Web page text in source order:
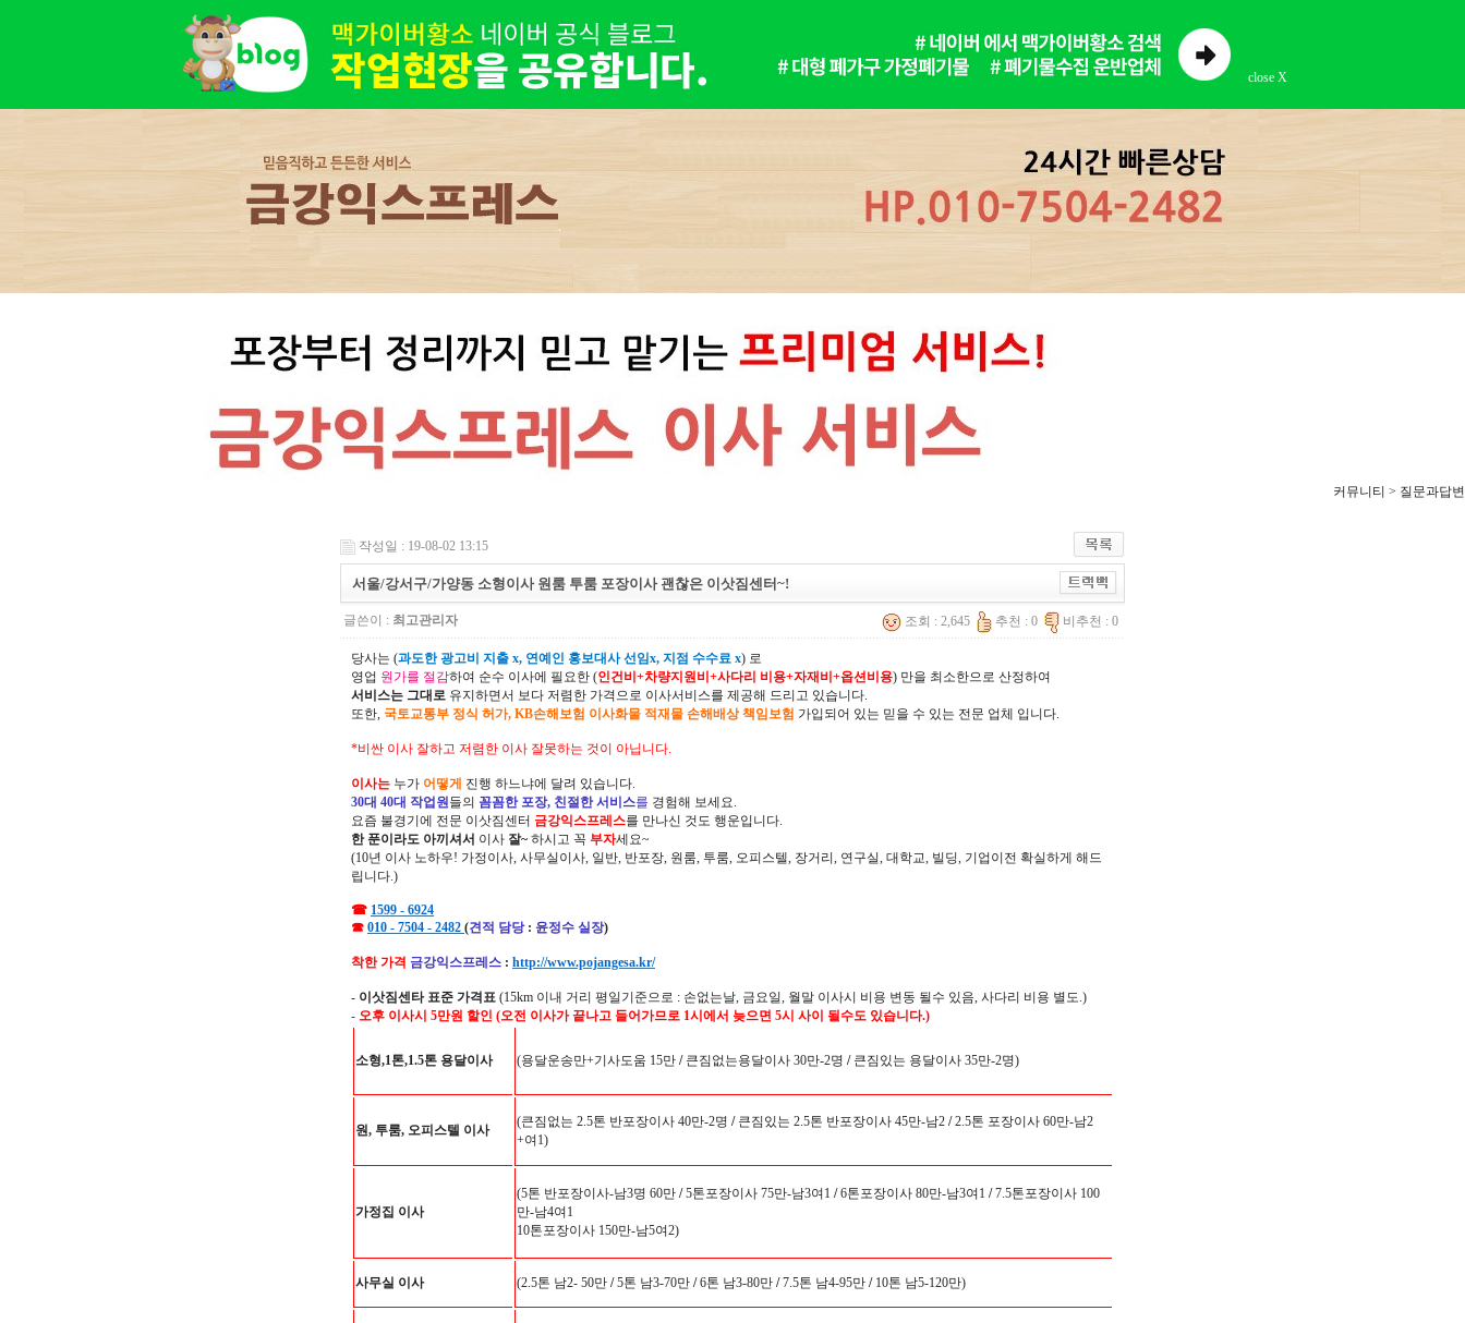
close X
커뮤니티 > 질문과답변
작성일 : 19-08-02 13:15
서울/강서구/가양동 소형이사 원룸 투룸 포장이사 괜찮은 이삿짐센터~!
글쓴이 : 최고관리자 조회 : 2,645 추천 : 0 비추천 : 0
당사는 (과도한 광고비 지출 x, 연예인 홍보대사 선임x, 지점 수수료 x) 로
영업 원가를 절감하여 순수 이사에 필요한 (인건비+차량지원비+사다리 비용+자재비+옵션비용) 만을 최소한으로 산정하여
서비스는 그대로 유지하면서 보다 저렴한 가격으로 이사서비스를 제공해 드리고 있습니다.
또한, 국토교통부 정식 허가, KB손해보험 이사화물 적재물 손해배상 책임보험 가입되어 있는 믿을 수 있는 전문 업체 입니다.
*비싼 이사 잘하고 저렴한 이사 잘못하는 것이 아닙니다.
이사는 누가 어떻게 진행 하느냐에 달려 있습니다.
30대 40대 작업원들의 꼼꼼한 포장, 친절한 서비스를 경험해 보세요.
요즘 불경기에 전문 이삿짐센터 금강익스프레스를 만나신 것도 행운입니다.
한 푼이라도 아끼셔서 이사 잘~ 하시고 꼭 부자세요~
(10년 이사 노하우! 가정이사, 사무실이사, 일반, 반포장, 원룸, 투룸, 오피스텔, 장거리, 연구실, 대학교, 빌딩, 기업이전 확실하게 해드
립니다.)
☎ 1599 - 6924
☎ 010 - 7504 - 2482 (견적 담당 : 윤정수 실장)
착한 가격 금강익스프레스 : http://www.pojangesa.kr/
- 이삿짐센타 표준 가격표 (15km 이내 거리 평일기준으로 : 손없는날, 금요일, 월말 이사시 비용 변동 될수 있음, 사다리 비용 별도.)
- 오후 이사시 5만원 할인 (오전 이사가 끝나고 들어가므로 1시에서 늦으면 5시 사이 될수도 있습니다.)
소형,1톤,1.5톤 용달이사 (용달운송만+기사도움 15만 /큰짐없는용달이사 30만-2명 /큰짐있는 용달이사 35만-2명)
원, 투룸, 오피스텔 이사
(큰짐없는 2.5톤 반포장이사 40만-2명 /큰짐있는 2.5톤 반포장이사 45만-남2 /2.5톤 포장이사 60만-남2
+여1)
가정집 이사
(5톤 반포장이사-남3명 60만 /5톤포장이사 75만-남3여1 /6톤포장이사 80만-남3여1 /7.5톤포장이사 100
만-남4여1
10톤포장이사 150만-남5여2)
사무실 이사 (2.5톤 남2- 50만 /5톤 남3-70만 /6톤 남3-80만 /7.5톤 남4-95만 /10톤 남5-120만)